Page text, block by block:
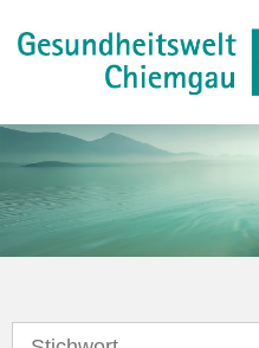
Stellenangebote
Karriereseite